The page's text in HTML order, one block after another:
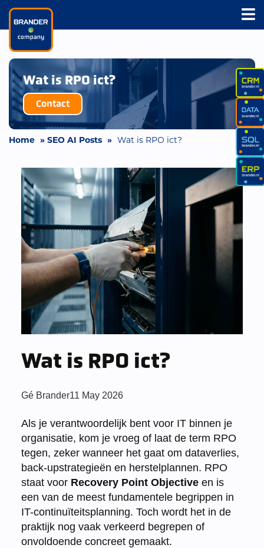
Wat is RPO ict?
Contact
Home » SEO AI Posts » Wat is RPO ict?
Wat is RPO ict?
Posted
Gé Brander11 May 2026
Als je verantwoordelijk bent voor IT binnen je
organisatie, kom je vroeg of laat de term RPO
tegen, zeker wanneer het gaat om dataverlies,
back-upstrategieën en herstelplannen. RPO
staat voor Recovery Point Objectiveen is
een van de meest fundamentele begrippen in
IT-continuïteitsplanning. Toch wordt het in de
praktijk nog vaak verkeerd begrepen of
onvoldoende concreet gemaakt.